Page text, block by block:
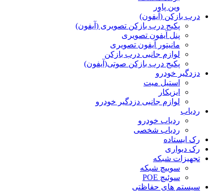
وین پاور
درب بازکن (آیفون)
پکیج درب بازکن تصویری (آیفون)
پنل آیفون تصویری
مانیتور آیفون تصویری
لوازم جانبی درب بازکن
پکیج درب بازکن صوتی(آیفون)
دزدگیر خودرو
استیل میت
ایزیکار
لوازم جانبی دزدگیر خودرو
ردیاب
ردیاب خودرو
ردیاب شخصی
رک ایستاده
رک دیواری
تجهیزات شبکه
سوییچ شبکه
سوئیچ POE
سیستم های حفاظتی